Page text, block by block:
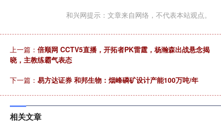
和兴网提示：文章来自网络，不代表本站观点。
上一篇： 倍顺网 CCTV5直播，开拓者PK雷霆，杨瀚森出战悬念揭
晓，主教练霸气表态
下一篇： 易方达证券 和邦生物：烟峰磷矿设计产能100万吨/年
相关文章